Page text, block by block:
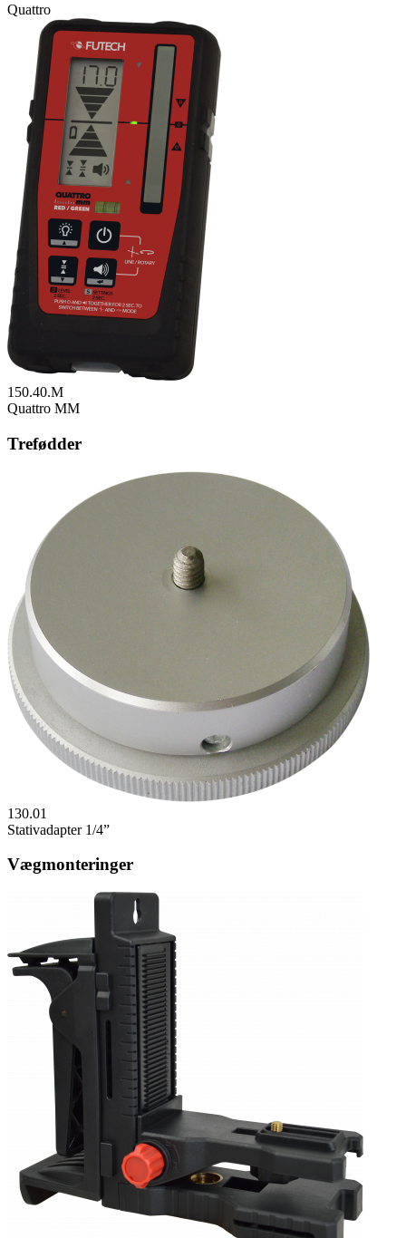
Quattro
150.40.M
Quattro MM
Trefødder
130.01
Stativadapter 1/4”
Vægmonteringer